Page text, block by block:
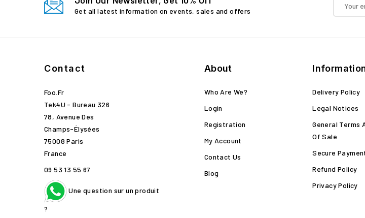
Get all latest information on events, sales and offers
Contact
Foo.fr
Tek4U - Bureau 326
78, Avenue Des
Champs-Élysées
75008 Paris
France
09 53 13 55 67
Une question sur un produit
?
About
Who Are We?
Login
Registration
My Account
Contact Us
Blog
Delivery Policy
Legal Notices
General Terms
Of Sale
Secure
Refund Policy
Privacy Policy